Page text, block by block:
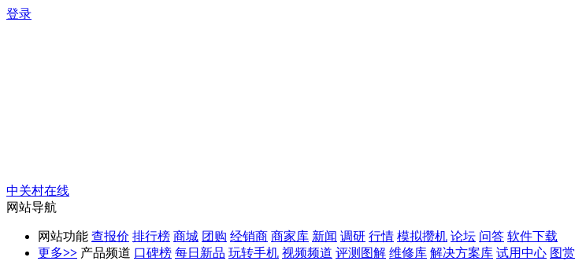
登录
中关村在线
网站导航
网站功能 查报价 排行榜 商城 团购 经销商 商家库 新闻 调研 行情 模拟攒机 论坛 问答 软件下载
更多>> 产品频道 口碑榜 每日新品 玩转手机 视频频道 评测图解 维修库 解决方案库 试用中心 图赏